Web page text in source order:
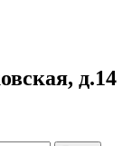
д.14